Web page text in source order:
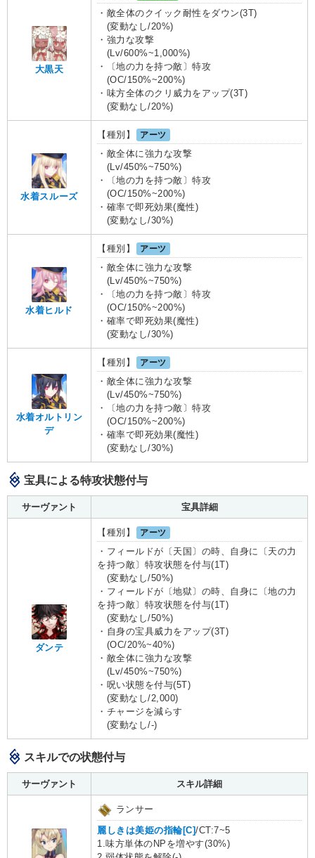
大黒天
・敵全体のクイック耐性をダウン(3T)
(変動なし/20%)
・強力な攻撃
(Lv/600%~1,000%)
・〔地の力を持つ敵〕特攻
(OC/150%~200%)
・味方全体のクリ威力をアップ(3T)
(変動なし/20%)
水着スルーズ
【種別】
アーツ
・敵全体に強力な攻撃
(Lv/450%~750%)
・〔地の力を持つ敵〕特攻
(OC/150%~200%)
・確率で即死効果(魔性)
(変動なし/30%)
水着ヒルド
【種別】
アーツ
・敵全体に強力な攻撃
(Lv/450%~750%)
・〔地の力を持つ敵〕特攻
(OC/150%~200%)
・確率で即死効果(魔性)
(変動なし/30%)
水着オルトリン
デ
【種別】
アーツ
・敵全体に強力な攻撃
(Lv/450%~750%)
・〔地の力を持つ敵〕特攻
(OC/150%~200%)
・確率で即死効果(魔性)
(変動なし/30%)
宝具による特攻状態付与
サーヴァント 宝具詳細
ダンテ
【種別】
アーツ
・フィールドが〔天国〕の時、自身に〔天の力
を持つ敵〕特攻状態を付与(1T)
(変動なし/50%)
・フィールドが〔地獄〕の時、自身に〔地の力
を持つ敵〕特攻状態を付与(1T)
(変動なし/50%)
・自身の宝具威力をアップ(3T)
(OC/20%~40%)
・敵全体に強力な攻撃
(Lv/450%~750%)
・呪い状態を付与(5T)
(変動なし/2,000)
・チャージを減らす
(変動なし/-)
スキルでの状態付与
サーヴァント スキル詳細
ランサー
麗しきは美姫の指輪[C]/CT:7~5
1.味方単体のNPを増やす(30%)